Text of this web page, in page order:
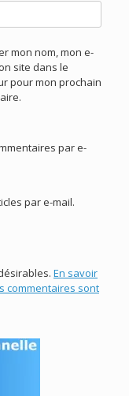
mon nom, mon e-
site dans le
pour mon prochain
par e-
par e-mail.
En savoir
commentaires sont